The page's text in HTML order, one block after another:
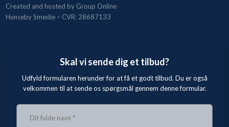
Created and hosted by Group Online
Hunseby Smedie – CVR: 28687133
Skal vi sende dig et tilbud?
Udfyld formularen herunder for at få et godt tilbud. Du er også
velkommen til at sende os spørgsmål gennem denne formular.